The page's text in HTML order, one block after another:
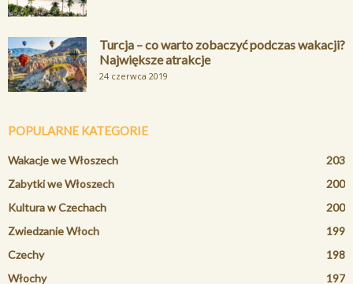
Turcja – co warto zobaczyć podczas wakacji?
Największe atrakcje
24 czerwca 2019
POPULARNE KATEGORIE
Wakacje we Włoszech
203
Zabytki we Włoszech
200
Kultura w Czechach
200
Zwiedzanie Włoch
199
Czechy
198
Włochy
197